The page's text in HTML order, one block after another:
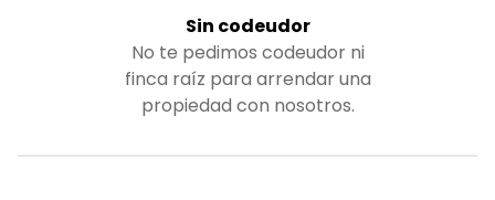
Sin codeudor
No te pedimos codeudor ni
finca raíz para arrendar una
propiedad con nosotros.